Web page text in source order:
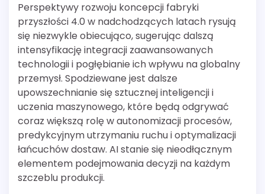
Perspektywy rozwoju koncepcji fabryki
przyszłości 4.0 w nadchodzących latach rysują
się niezwykle obiecująco, sugerując dalszą
intensyfikację integracji zaawansowanych
technologii i pogłębianie ich wpływu na globalny
przemysł. Spodziewane jest dalsze
upowszechnianie się sztucznej inteligencji i
uczenia maszynowego, które będą odgrywać
coraz większą rolę w autonomizacji procesów,
predykcyjnym utrzymaniu ruchu i optymalizacji
łańcuchów dostaw. AI stanie się nieodłącznym
elementem podejmowania decyzji na każdym
szczeblu produkcji.